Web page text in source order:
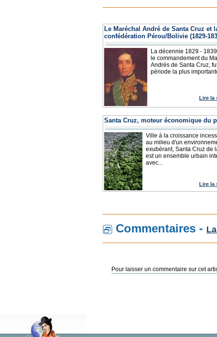
Le Maréchal André de Santa Cruz et
confédération Pérou/Bolivie (1829-
La décennie 1829 -
le commandement du
Andrés de Santa Cruz,
période la plus
Lire la
Santa Cruz, moteur économique du
Ville à la croissance
au milieu d'un
exubérant, Santa Cruz de
est un ensemble urbain
avec...
Lire la
Commentaires -
Pour laisser un commentaire sur cet